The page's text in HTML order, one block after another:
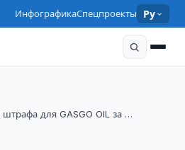
ИнфографикаСпецпроекты Ру
штрафа для GASGO OIL за …